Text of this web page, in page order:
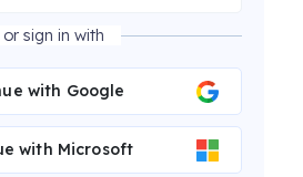
or sign in with
with Google
with Microsoft